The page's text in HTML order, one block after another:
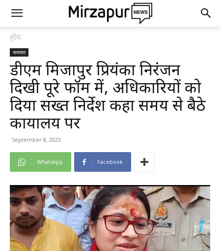
होम
समाचार
डीएम मिर्जापुर प्रियंका निरंजन
दिखी पूरे फॉर्म में, अधिकारियों को
दिया सख्त निर्देश कहा समय से बैठे
कार्यालय पर
September 8, 2023
WhatsApp Facebook